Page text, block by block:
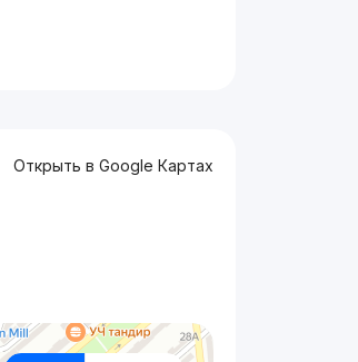
Открыть в Google Картах